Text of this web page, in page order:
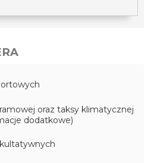
oraz taksy klimatycznej
dodatkowe)